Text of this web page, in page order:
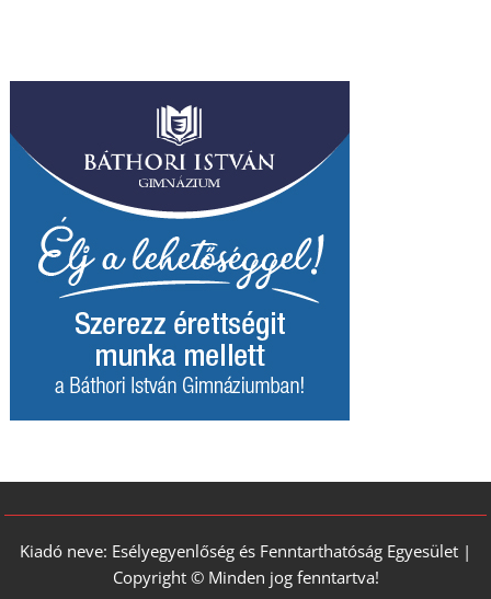
Kiadó neve: Esélyegyenlőség és Fenntarthatóság Egyesület |
Copyright © Minden jog fenntartva!